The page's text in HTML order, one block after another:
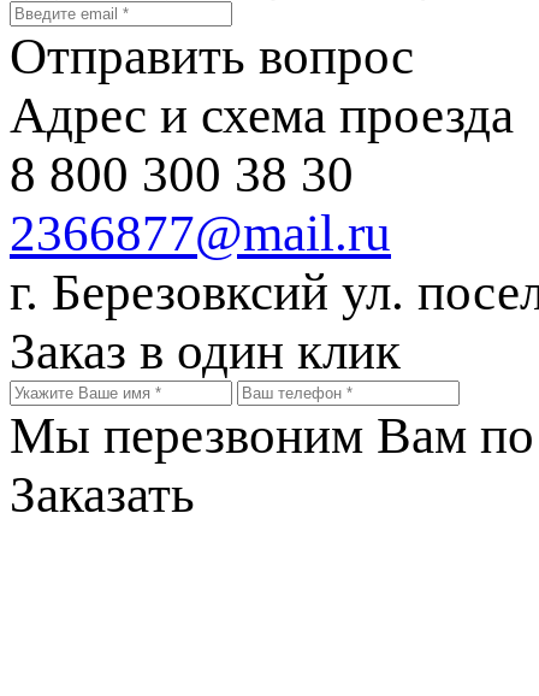
Отправить вопрос
Адрес и схема проезда
8 800 300 38 30
2366877@mail.ru
г. Березовксий ул.
Заказ в один клик
Мы перезвоним Вам по
Заказать